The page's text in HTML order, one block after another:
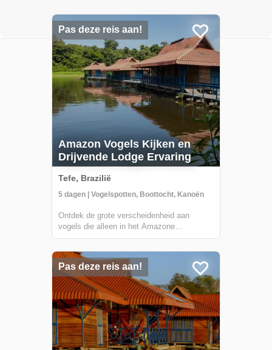
Pas deze reis aan!
Amazon Vogels Kijken en
Drijvende Lodge Ervaring
Tefe, Brazilië
5 dagen | Vogelspotten, Boottocht, Kanoën
Ontdek de grote verscheidenheid aan
vogels die alleen in het Amazone
Regenwoud te vinden zijn terwijl je verblijft
gelegen in het Mamirauá Duurzaam
Ontwikkelingsreservaat. Je gids, die
gespecialiseerd is...
Pas deze reis aan!